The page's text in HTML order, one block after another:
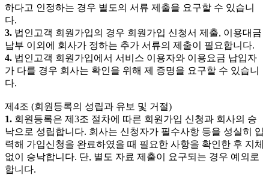
하다고 인정하는 경우 별도의 서류 제출을 요구할 수 있습니
다.
3. 법인고객 회원가입의 경우 회원가입 신청서 제출, 이용대금
납부 이외에 회사가 정하는 추가 서류의 제출이 필요합니다.
4. 법인고객 회원가입에서 서비스 이용자와 이용요금 납입자
가 다를 경우 회사는 확인을 위해 제 증명을 요구할 수 있습니
다.
제4조 (회원등록의 성립과 유보 및 거절)
1. 회원등록은 제3조 절차에 따른 회원가입 신청과 회사의 승
낙으로 성립합니다. 회사는 신청자가 필수사항 등을 성실히 입
력해 가입신청을 완료하였을 때 필요한 사항을 확인한 후 지체
없이 승낙합니다. 단, 별도 자료 제출이 요구되는 경우 예외로
합니다.